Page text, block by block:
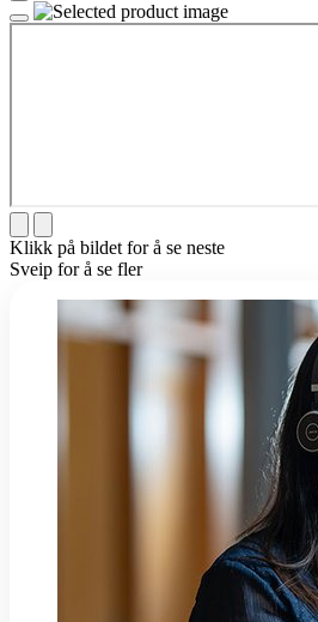
Klikk på bildet for å se neste
Sveip for å se fler